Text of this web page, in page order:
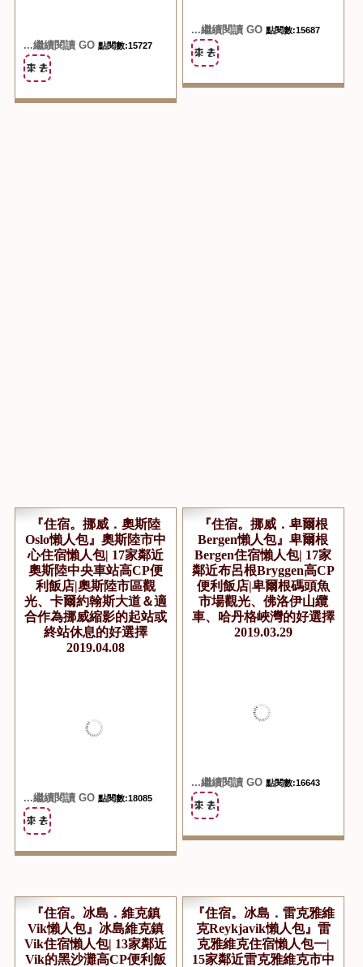
...繼續閱讀 GO 點閱數:15727
...繼續閱讀 GO 點閱數:15687
『住宿。挪威．奧斯陸
Oslo懶人包』奧斯陸市中
心住宿懶人包| 17家鄰近
奧斯陸中央車站高CP便
利飯店|奧斯陸市區觀
光、卡爾約翰斯大道＆適
合作為挪威縮影的起站或
終站休息的好選擇
2019.04.08
...繼續閱讀 GO 點閱數:18085
『住宿。挪威．卑爾根
Bergen懶人包』卑爾根
Bergen住宿懶人包| 17家
鄰近布呂根Bryggen高CP
便利飯店|卑爾根碼頭魚
市場觀光、佛洛伊山纜
車、哈丹格峽灣的好選擇
2019.03.29
...繼續閱讀 GO 點閱數:16643
『住宿。冰島．維克鎮
Vik懶人包』冰島維克鎮
Vik住宿懶人包| 13家鄰近
Vik的黑沙灘高CP便利飯
『住宿。冰島．雷克雅維
克Reykjavik懶人包』雷
克雅維克住宿懶人包一|
15家鄰近雷克雅維克市中